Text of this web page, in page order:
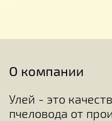
О компании
Улей - это
пчеловода от